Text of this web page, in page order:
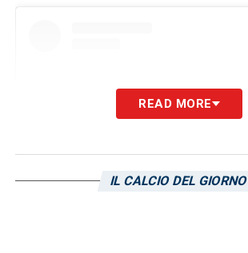
READ MORE
IL CALCIO DEL GIORNO